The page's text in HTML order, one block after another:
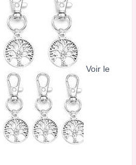
Voir le